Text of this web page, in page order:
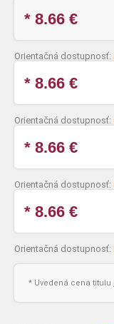
* 8.66 €
Orientačná dostupnosť:
* 8.66 €
Orientačná dostupnosť:
* 8.66 €
Orientačná dostupnosť:
* 8.66 €
Orientačná dostupnosť:
* Uvedená cena titulu